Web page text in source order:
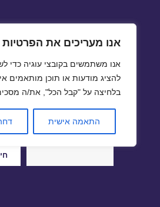
אנו מעריכים את
אנו משתמשים בקובצי עוגיה כדי
להציג מודעות או תוכן מותאמים
בלחיצה על "קבל הכל", את/ה
התאמה אישית
טיסה זולה | טיסות זולות
חיפוש